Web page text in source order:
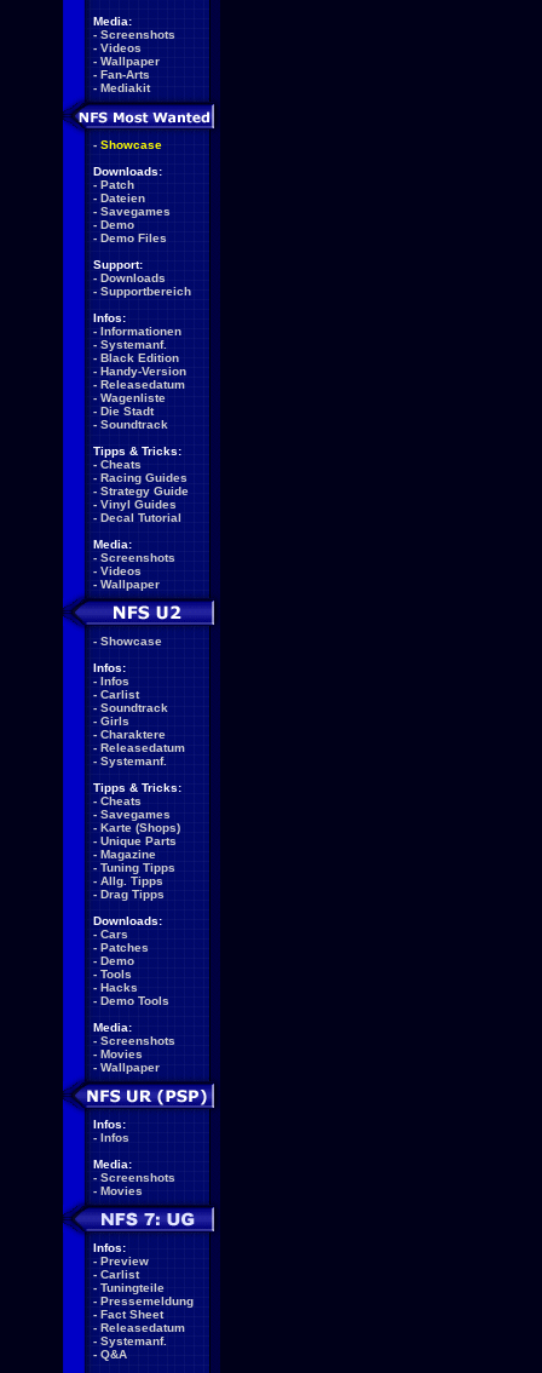
Media:
- Screenshots
- Videos
- Wallpaper
- Fan-Arts
- Mediakit
- Showcase
Downloads:
- Patch
- Dateien
- Savegames
- Demo
- Demo Files
Support:
- Downloads
- Supportbereich
Infos:
- Informationen
- Systemanf.
- Black Edition
- Handy-Version
- Releasedatum
- Wagenliste
- Die Stadt
- Soundtrack
Tipps & Tricks:
- Cheats
- Racing Guides
- Strategy Guide
- Vinyl Guides
- Decal Tutorial
Media:
- Screenshots
- Videos
- Wallpaper
- Showcase
Infos:
- Infos
- Carlist
- Soundtrack
- Girls
- Charaktere
- Releasedatum
- Systemanf.
Tipps & Tricks:
- Cheats
- Savegames
- Karte (Shops)
- Unique Parts
- Magazine
- Tuning Tipps
- Allg. Tipps
- Drag Tipps
Downloads:
- Cars
- Patches
- Demo
- Tools
- Hacks
- Demo Tools
Media:
- Screenshots
- Movies
- Wallpaper
Infos:
- Infos
Media:
- Screenshots
- Movies
Infos:
- Preview
- Carlist
- Tuningteile
- Pressemeldung
- Fact Sheet
- Releasedatum
- Systemanf.
- Q&A